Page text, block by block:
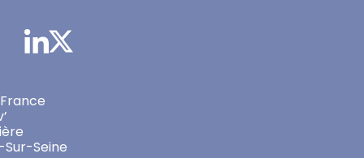
France
Seine